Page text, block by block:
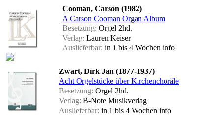
Cooman, Carson (1982)
A Carson Cooman Organ Album
Besetzung: Orgel 2hd.
Verlag: Lauren Keiser
Auslieferbar: in 1 bis 4 Wochen info
Zwart, Dirk Jan (1877-1937)
Acht Orgelstücke über Kirchenchoräle
Besetzung: Orgel 2hd.
Verlag: B-Note Musikverlag
Auslieferbar: in 1 bis 4 Wochen info